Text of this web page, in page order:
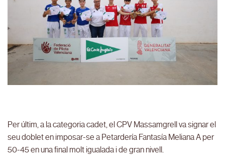
Per últim, a la categoria cadet, el CPV Massamgrell va signar el
seu doblet en imposar-se a Petardería Fantasía Meliana A per
50-45 en una final molt igualada i de gran nivell.